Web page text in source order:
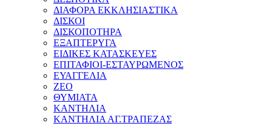
ΔΙΑΦΟΡΑ ΕΚΚΛΗΣΙΑΣΤΙΚΑ
ΔΙΣΚΟΙ
ΔΙΣΚΟΠΟΤΗΡΑ
ΕΞΑΠΤΕΡΥΓΑ
ΕΙΔΙΚΕΣ ΚΑΤΑΣΚΕΥΕΣ
ΕΠΙΤΑΦΙΟΙ-ΕΣΤΑΥΡΩΜΕΝΟΣ
ΕΥΑΓΓΕΛΙΑ
ΖΕΟ
ΘΥΜΙΑΤΑ
ΚΑΝΤΗΛΙΑ
ΚΑΝΤΗΛΙΑ ΑΓ.ΤΡΑΠΕΖΑΣ